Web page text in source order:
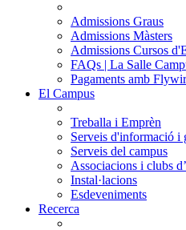
Admissions Graus
Admissions Màsters
Admissions Cursos
FAQs | La Salle
Pagaments amb
El Campus
Treballa i Emprèn
Serveis d'informació i
Serveis del campus
Associacions i clubs
Instal·lacions
Esdeveniments
Recerca